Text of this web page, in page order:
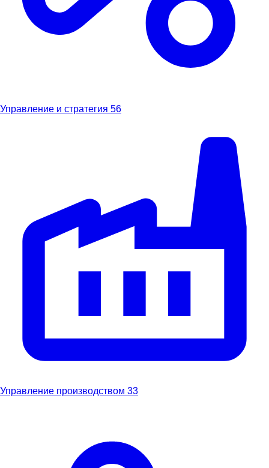
Управление и стратегия 56
Управление производством 33